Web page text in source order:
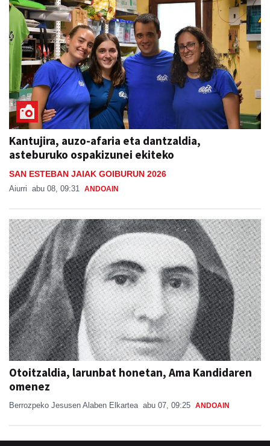
Kantujira, auzo-afaria eta dantzaldia,
asteburuko ospakizunei ekiteko
SAN ESTEBAN JAIAK GOIBURUN 2026
Aiurri abu 08, 09:31 ANDOAIN
Otoitzaldia, larunbat honetan, Ama Kandidaren
omenez
Berrozpeko Jesusen Alaben Elkartea abu 07, 09:25 ANDOAIN